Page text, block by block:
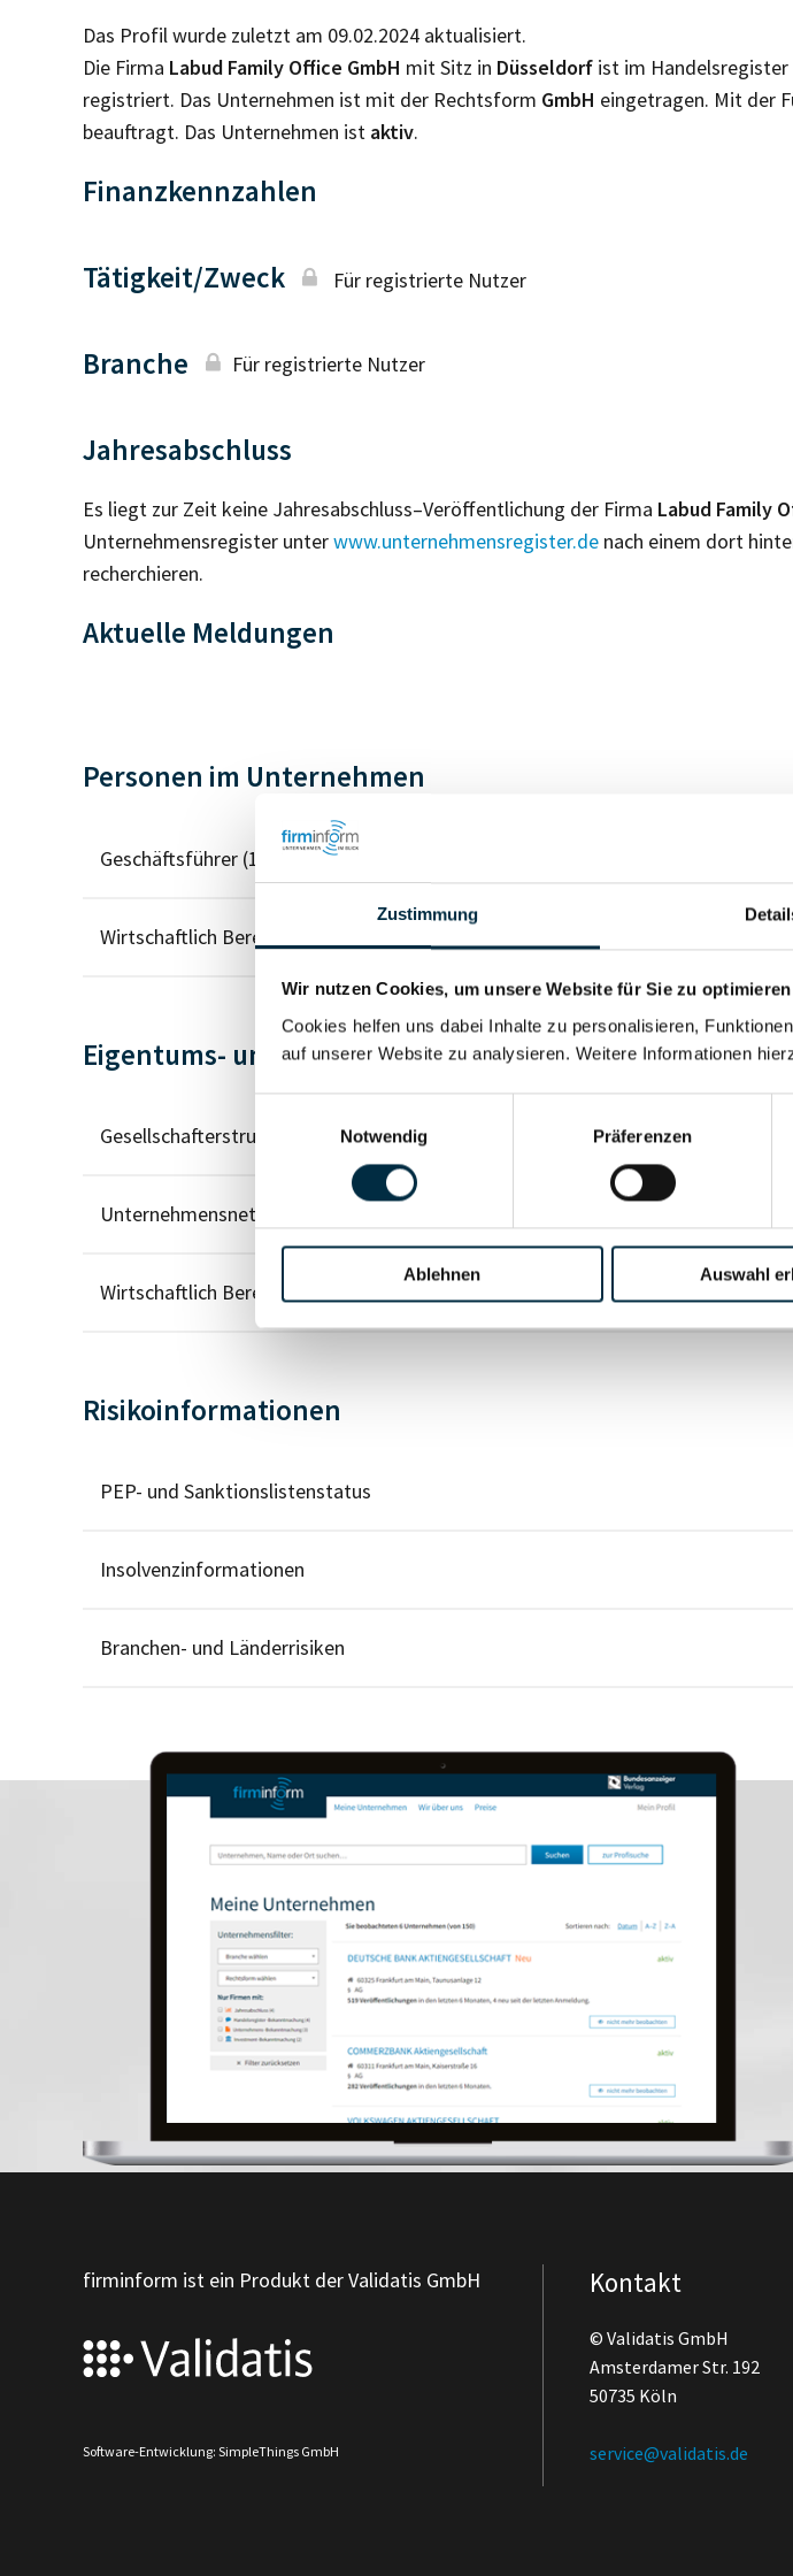
Zustimmung
Wir nutzen Cookies, um unsere Website für Sie zu optimieren
Cookies helfen uns dabei Inhalte zu personalisieren,
auf unserer Website zu analysieren. Weitere Informationen
Notwendig
Präferenzen
Ablehnen Auswahl
Das Profil wurde zuletzt am 09.02.2024 aktualisiert.
Die Firma Labud Family Office GmbH mit Sitz in Düsseldorf ist im
registriert. Das Unternehmen ist mit der Rechtsform GmbH eingetragen. Mit der
beauftragt. Das Unternehmen ist aktiv.
Finanzkennzahlen
Tätigkeit/Zweck Für registrierte Nutzer
Branche Für registrierte Nutzer
Jahresabschluss
Es liegt zur Zeit keine Jahresabschluss–Veröffentlichung der Firma Labud Family
Unternehmensregister unterwww.unternehmensregister.de nach einem dort
recherchieren.
Aktuelle Meldungen
Personen im Unternehmen
Geschäftsführer (1)
Wirtschaftlich Berechtigter
Eigentums- und Kontrollstruktur
Gesellschafterstruktur
Unternehmensnetzwerk
Wirtschaftlich Berechtigten Pfad
Risikoinformationen
PEP- und Sanktionslistenstatus
Insolvenzinformationen
Branchen- und Länderrisiken
firminform ist ein Produkt der Validatis GmbH
Software-Entwicklung: SimpleThings GmbH
Kontakt
© Validatis GmbH
Amsterdamer Str. 192
50735 Köln
service@validatis.de